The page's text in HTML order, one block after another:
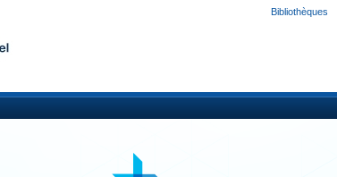
Bibliothèques